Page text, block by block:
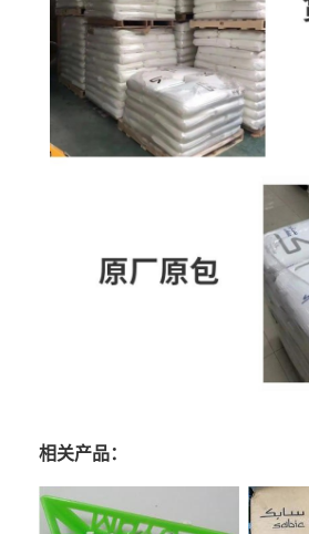
相关产品：